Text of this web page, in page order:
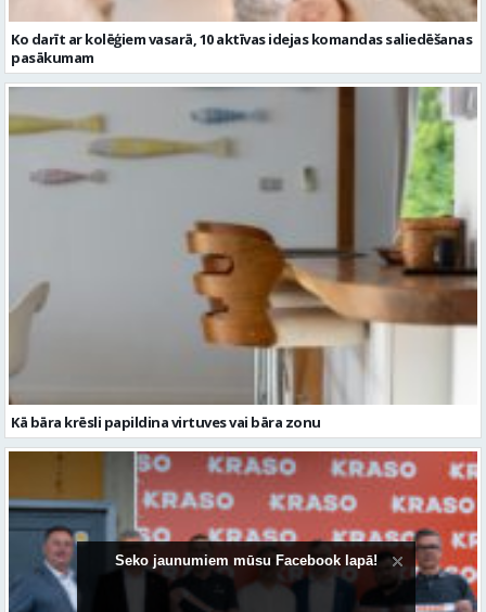
Ko darīt ar kolēģiem vasarā, 10 aktīvas idejas komandas saliedēšanas
pasākumam
Kā bāra krēsli papildina virtuves vai bāra zonu
Seko jaunumiem mūsu Facebook lapā!